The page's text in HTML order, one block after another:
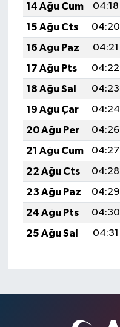
14 Ağu Cum
04:18
15 Ağu Cts
04:20
16 Ağu Paz
04:21
17 Ağu Pts
04:22
18 Ağu Sal
04:23
19 Ağu Çar
04:24
20 Ağu Per
04:26
21 Ağu Cum
04:27
22 Ağu Cts
04:28
23 Ağu Paz
04:29
24 Ağu Pts
04:30
25 Ağu Sal
04:31